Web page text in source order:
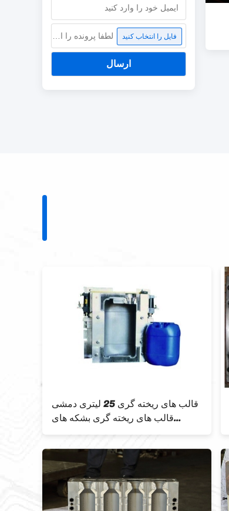
فایل را انتخاب کنید
ارسال
قالب های ریخته گری 25 لیتری دمشی
قالب های ریخته گری بشکه های
شیمیایی خودکار